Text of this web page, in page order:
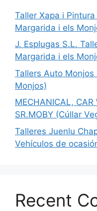
Taller Xapa i
Margarida i els
J. Esplugas S.L.
Margarida i els
Tallers Auto
Monjos)
MECHANICAL, CAR
SR.MOBY (Cúllar
Talleres Juenlu
Vehículos de
Recent